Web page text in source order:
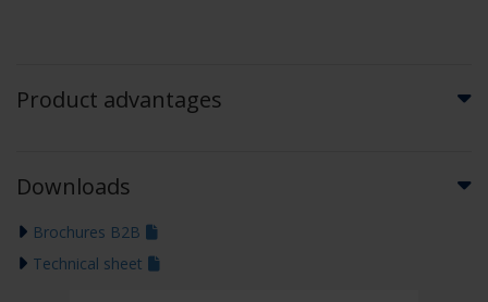
Product advantages
Downloads
Brochures B2B
Technical sheet